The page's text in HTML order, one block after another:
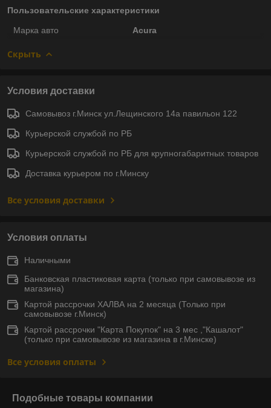
Пользовательские характеристики
Марка авто Acura
Скрыть
Условия доставки
Самовывоз г.Минск ул.Лещинского 14а павильон 122
Курьерской службой по РБ
Курьерской службой по РБ для крупногабаритных товаров
Доставка курьером по г.Минску
Все условия доставки
Условия оплаты
Наличными
Банковская пластиковая карта (только при самовывозе из
магазина)
Картой рассрочки ХАЛВА на 2 месяца (Только при
самовывозе г.Минск)
Картой рассрочки "Карта Покупок" на 3 мес ,"Кашалот"
(только при самовывозе из магазина в г.Минске)
Все условия оплаты
Подобные товары компании